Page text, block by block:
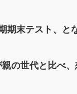
期末テスト、と
の世代と比べ